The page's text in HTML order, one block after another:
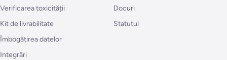
Verificarea toxicității
Kit de livrabilitate
Îmbogățirea datelor
Integrări
Docuri
Statutul